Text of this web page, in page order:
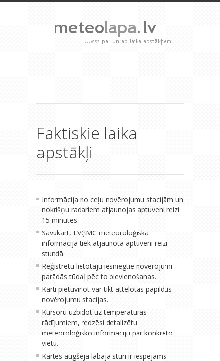
Faktiskie laika
apstākļi
Informācija no ceļu novērojumu stacijām un
nokrišņu radariem atjaunojas aptuveni reizi
15 minūtēs.
Savukārt, LVĢMC meteoroloģiskā
informācija tiek atjaunota aptuveni reizi
stundā.
Reģistrētu lietotāju iesniegtie novērojumi
parādās tūdaļ pēc to pievienošanas.
Karti pietuvinot var tikt attēlotas papildus
novērojumu stacijas.
Kursoru uzbīdot uz temperatūras
rādījumiem, redzēsi detalizētu
meteoroloģisko informāciju par konkrēto
vietu.
Kartes augšējā labajā stūrī ir iespējams